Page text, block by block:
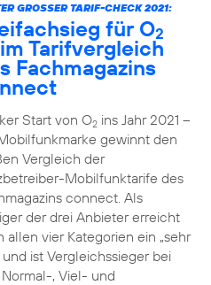
GROSSER TARIF-CHECK 2021:
für O2
Tarifvergleich
Fachmagazins
Start von O2ins Jahr 2021 –
gewinnt den
Vergleich der
Mobilfunktarife des
connect. Als
der drei Anbieter erreicht
allen vier Kategorien ein „sehr
und ist Vergleichssieger bei
, Viel- und